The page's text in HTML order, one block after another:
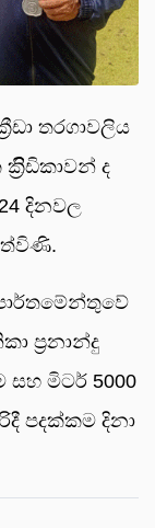
තරගාවලිය
ද
දිනවල
ප්‍රනාන්දු
සහ මිටර් 5000
පදක්කම දිනා